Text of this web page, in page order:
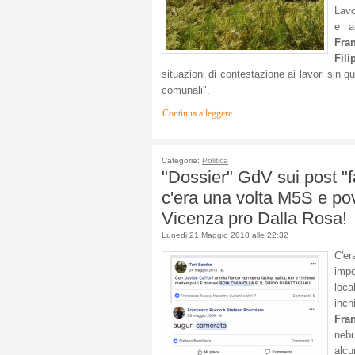
e
situazioni di contestazione ai lavori sin
comunali".
Continua a leggere
Categorie: Politica
"Dossier" GdV sui post
c'era una volta M5S e
Vicenza pro Dalla Rosa!
Lunedi 21 Maggio 2018 alle 22:32